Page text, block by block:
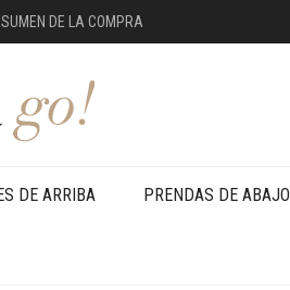
DE LA COMPRA
DE ARRIBA PRENDAS DE ABAJO